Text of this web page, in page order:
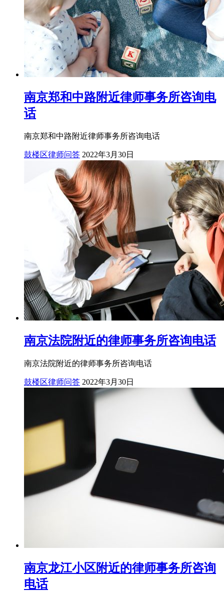
南京郑和中路附近律师事务所咨询电
话
南京郑和中路附近律师事务所咨询电话
鼓楼区律师问答 2022年3月30日
南京法院附近的律师事务所咨询电话
南京法院附近的律师事务所咨询电话
鼓楼区律师问答 2022年3月30日
南京龙江小区附近的律师事务所咨询
电话